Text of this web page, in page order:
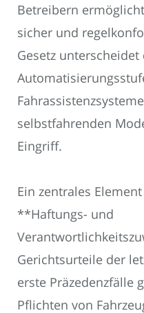
Betreibern
sicher und
Gesetz
selbstfahrenden
Eingriff.
Ein zentrales
**Haftungs- und
Gerichtsurteile der
erste Präzedenzfälle
Pflichten von